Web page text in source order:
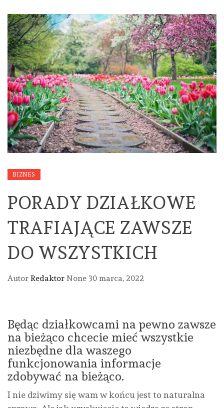
BIZNES
PORADY DZIAŁKOWE
TRAFIAJĄCE ZAWSZE
DO WSZYSTKICH
Autor Redaktor None 30 marca, 2022
Będąc działkowcami na pewno zawsze
na bieżąco chcecie mieć wszystkie
niezbędne dla waszego
funkcjonowania informacje
zdobywać na bieżąco.
I nie dziwimy się wam w końcu jest to naturalna